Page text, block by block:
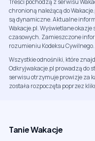
chronioną należącą do
są dynamiczne. Aktualne
Wakacje.pl. Wyświetlane
czasowych. Zamieszczone
rozumieniu Kodeksu Cywilnego.
Wszystkie odnośniki, które
Odkryjwakacje.pl prowadzą do
serwisu otrzymuje prowizje za
została rozpoczęta poprzez
Tanie Wakacje